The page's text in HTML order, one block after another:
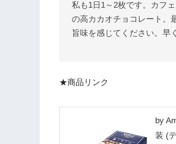
私も1日1～2枚です。カフ
の高カカオチョコレート。
旨味を感じてください。早
★商品リンク
by
装 (